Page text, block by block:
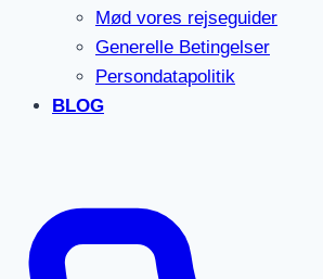
Mød vores rejseguider
Generelle Betingelser
Persondatapolitik
BLOG